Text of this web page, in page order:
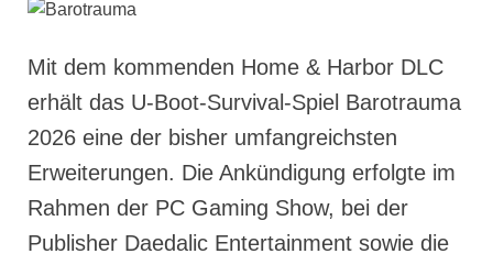
Mit dem kommenden Home & Harbor DLC
erhält das U-Boot-Survival-Spiel Barotrauma
2026 eine der bisher umfangreichsten
Erweiterungen. Die Ankündigung erfolgte im
Rahmen der PC Gaming Show, bei der
Publisher Daedalic Entertainment sowie die